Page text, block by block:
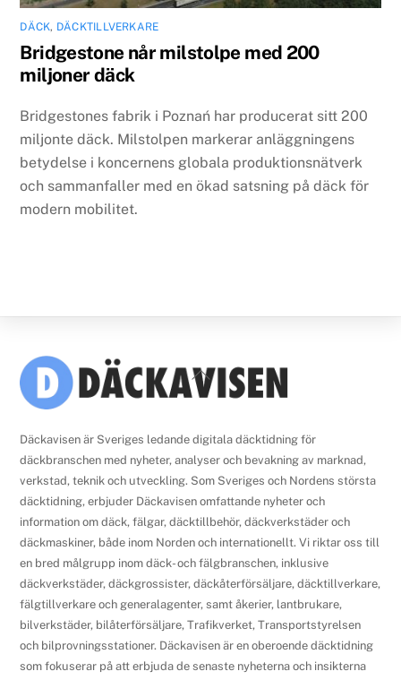
DÄCK, DÄCKTILLVERKARE
Bridgestone når milstolpe med 200
miljoner däck
Bridgestones fabrik i Poznań har producerat sitt 200
miljonte däck. Milstolpen markerar anläggningens
betydelse i koncernens globala produktionsnätverk
och sammanfaller med en ökad satsning på däck för
modern mobilitet.
Back
To
Däckavisen är Sveriges ledande digitala däcktidning för
däckbranschen med nyheter, analyser och bevakning av marknad,
verkstad, teknik och utveckling. Som Sveriges och Nordens största
däcktidning, erbjuder Däckavisen omfattande nyheter och
information om däck, fälgar, däcktillbehör, däckverkstäder och
däckmaskiner, både inom Norden och internationellt. Vi riktar oss till
en bred målgrupp inom däck- och fälgbranschen, inklusive
däckverkstäder, däckgrossister, däckåterförsäljare, däcktillverkare,
fälgtillverkare och generalagenter, samt åkerier, lantbrukare,
bilverkstäder, bilåterförsäljare, Trafikverket, Transportstyrelsen
och bilprovningsstationer. Däckavisen är en oberoende däcktidning
som fokuserar på att erbjuda de senaste nyheterna och insikterna